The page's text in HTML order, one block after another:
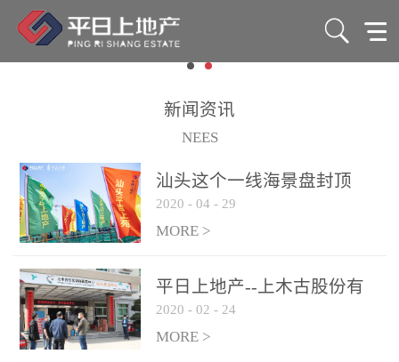
新闻资讯
NEES
汕头这个一线海景盘封顶
了！88-165㎡准现房7字头
起！
2020 - 04 - 29
MORE >
平日上地产--上木古股份有
限公司爱心捐赠活动
2020 - 02 - 24
MORE >